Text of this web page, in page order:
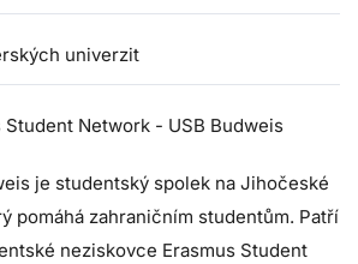
univerzit
Student Network - USB Budweis
je studentský spolek na Jihočeské
pomáhá zahraničním studentům. Patří
neziskovce Erasmus Student